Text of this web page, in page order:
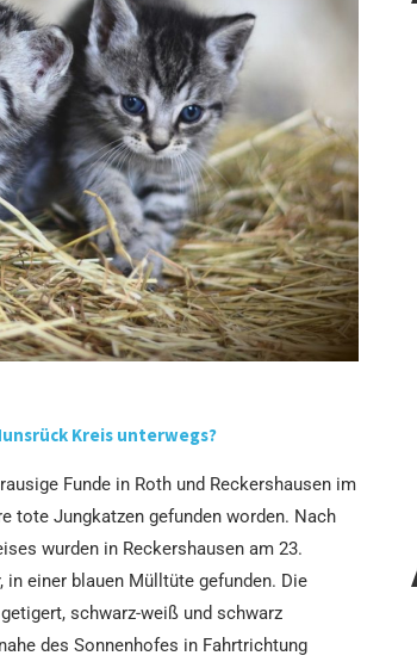
Kreis unterwegs?
Funde in Roth und Reckershausen im
tote Jungkatzen gefunden worden. Nach
wurden in Reckershausen am 23.
einer blauen Mülltüte gefunden. Die
schwarz-weiß und schwarz
des Sonnenhofes in Fahrtrichtung